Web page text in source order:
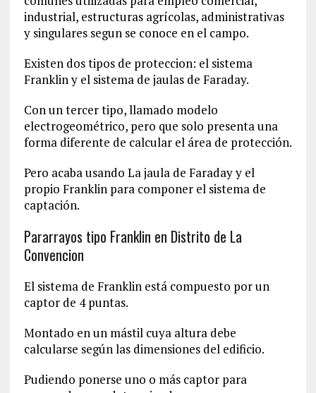
industrial, estructuras agrícolas, administrativas
y singulares segun se conoce en el campo.
Existen dos tipos de proteccion: el sistema
Franklin y el sistema de jaulas de Faraday.
Con un tercer tipo, llamado modelo
electrogeométrico, pero que solo presenta una
forma diferente de calcular el área de protección.
Pero acaba usando La jaula de Faraday y el
propio Franklin para componer el sistema de
captación.
Pararrayos tipo Franklin en Distrito de La
Convencion‎
El sistema de Franklin está compuesto por un
captor de 4 puntas.
Montado en un mástil cuya altura debe
calcularse según las dimensiones del edificio.
Pudiendo ponerse uno o más captor para